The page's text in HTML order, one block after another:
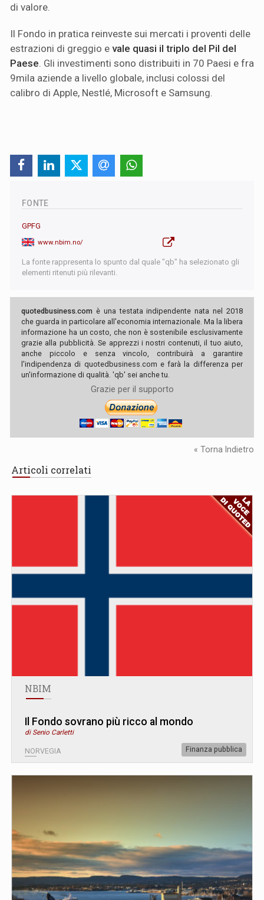
di valore.
Il Fondo in pratica reinveste sui mercati i proventi delle
estrazioni di greggio e vale quasi il triplo del Pil del
Paese . Gli investimenti sono distribuiti in 70 Paesi e fra
9mila aziende a livello globale, inclusi colossi del
calibro di Apple, Nestlé, Microsoft e Samsung.
FONTE
GPFG
www.nbim.no/
La fonte rappresenta lo spunto dal quale "qb" ha selezionato gli
elementi ritenuti più rilevanti.
quotedbusiness.com è una testata indipendente nata nel 2018
che guarda in particolare all'economia internazionale. Ma la libera
informazione ha un costo, che non è sostenibile esclusivamente
grazie alla pubblicità. Se apprezzi i nostri contenuti, il tuo aiuto,
anche piccolo e senza vincolo, contribuirà a garantire
l'indipendenza di quotedbusiness.com e farà la differenza per
un'informazione di qualità. 'qb' sei anche tu.
Grazie per il supporto
« Torna Indietro
Articoli correlati
NBIM
Il Fondo sovrano più ricco al mondo
di Senio Carletti
NORVEGIA Finanza pubblica